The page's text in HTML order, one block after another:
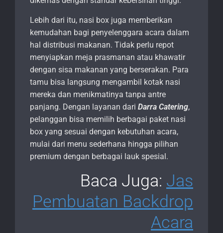
Lebih dari itu, nasi box juga memberikan
kemudahan bagi penyelenggara acara dalam
hal distribusi makanan. Tidak perlu repot
menyiapkan meja prasmanan atau khawatir
dengan sisa makanan yang berserakan. Para
tamu bisa langsung mengambil kotak nasi
mereka dan menikmatinya tanpa antre
panjang. Dengan layanan dari Darra Catering,
pelanggan bisa memilih berbagai paket nasi
box yang sesuai dengan kebutuhan acara,
mulai dari menu sederhana hingga pilihan
premium dengan berbagai lauk spesial.
Baca Juga: Jas
Pembuatan Backdrop
Acara